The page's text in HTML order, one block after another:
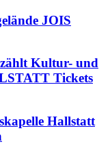
JOIS
Kultur- und
Tickets
Hallstatt